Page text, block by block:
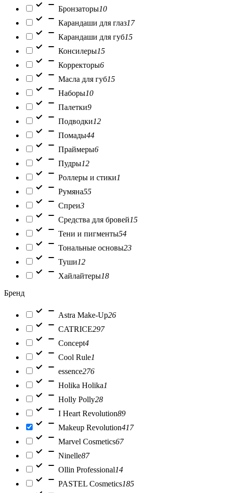
Бронзаторы10
Карандаши для глаз17
Карандаши для губ15
Консилеры15
Корректоры6
Масла для губ15
Наборы10
Палетки9
Подводки12
Помады44
Праймеры6
Пудры12
Роллеры и стики1
Румяна55
Спреи3
Средства для бровей15
Тени и пигменты54
Тональные основы23
Туши12
Хайлайтеры18
Бренд
Astra Make-Up26
CATRICE297
Concept4
Cool Rule1
essence276
Holika Holika1
Holly Polly28
I Heart Revolution89
Makeup Revolution417
Marvel Cosmetics67
Ninelle87
Ollin Professional14
PASTEL Cosmetics185